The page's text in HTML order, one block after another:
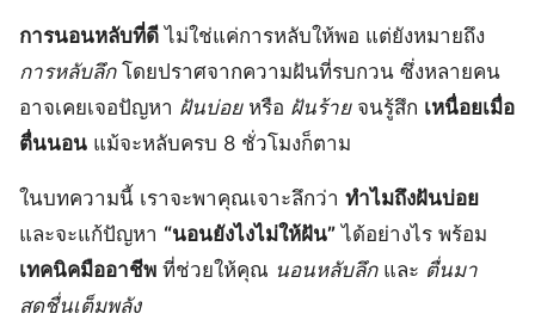
การนอนหลับที่ดี ไม่ใช่แค่การหลับให้พอ แต่ยังหมายถึง
การหลับลึกโดยปราศจากความฝันที่รบกวน ซึ่งหลายคน
อาจเคยเจอปัญหา ฝันบ่อยหรือ ฝันร้ายจนรู้สึก เหนื่อยเมื่อ
ตื่นนอน แม้จะหลับครบ 8 ชั่วโมงก็ตาม
ในบทความนี้ เราจะพาคุณเจาะลึกว่า ทำไมถึงฝันบ่อย
และจะแก้ปัญหา “นอนยังไงไม่ให้ฝัน” ได้อย่างไร พร้อม
เทคนิคมืออาชีพ ที่ช่วยให้คุณ นอนหลับลึกและ ตื่นมา
สดชื่นเต็มพลัง